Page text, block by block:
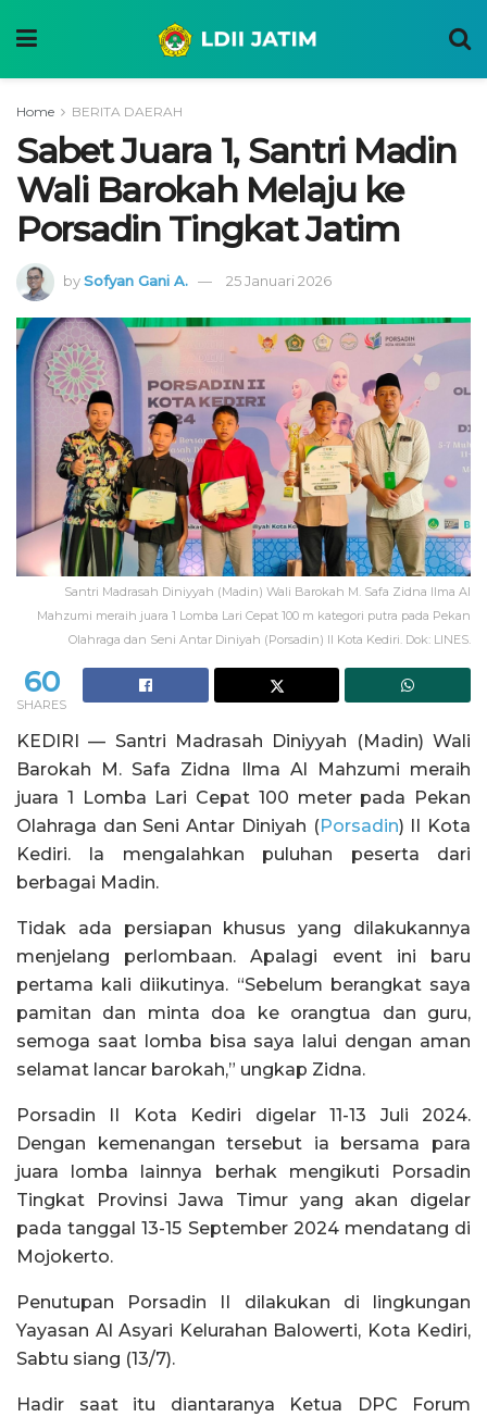
Home BERITA DAERAH
Sabet Juara 1, Santri Madin
Wali Barokah Melaju ke
Porsadin Tingkat Jatim
bySofyan Gani A. 25 Januari 2026
Santri Madrasah Diniyyah (Madin) Wali Barokah M. Safa Zidna Ilma Al
Mahzumi meraih juara 1 Lomba Lari Cepat 100 m kategori putra pada Pekan
Olahraga dan Seni Antar Diniyah (Porsadin) II Kota Kediri. Dok: LINES.
60
SHARES
KEDIRI — Santri Madrasah Diniyyah (Madin) Wali
Barokah M. Safa Zidna Ilma Al Mahzumi meraih
juara 1 Lomba Lari Cepat 100 meter pada Pekan
Olahraga dan Seni Antar Diniyah (Porsadin) II Kota
Kediri. Ia mengalahkan puluhan peserta dari
berbagai Madin.
Tidak ada persiapan khusus yang dilakukannya
menjelang perlombaan. Apalagi event ini baru
pertama kali diikutinya. “Sebelum berangkat saya
pamitan dan minta doa ke orangtua dan guru,
semoga saat lomba bisa saya lalui dengan aman
selamat lancar barokah,” ungkap Zidna.
Porsadin II Kota Kediri digelar 11-13 Juli 2024.
Dengan kemenangan tersebut ia bersama para
juara lomba lainnya berhak mengikuti Porsadin
Tingkat Provinsi Jawa Timur yang akan digelar
pada tanggal 13-15 September 2024 mendatang di
Mojokerto.
Penutupan Porsadin II dilakukan di lingkungan
Yayasan Al Asyari Kelurahan Balowerti, Kota Kediri,
Sabtu siang (13/7).
Hadir saat itu diantaranya Ketua DPC Forum